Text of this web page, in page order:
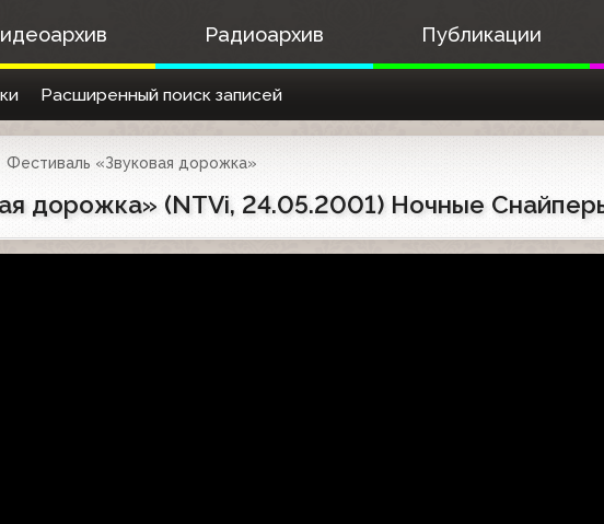
Радиоархив Публикации
Расширенный поиск записей
Фестиваль «Звуковая дорожка»
дорожка» (NTVi, 24.05.2001) Ночные